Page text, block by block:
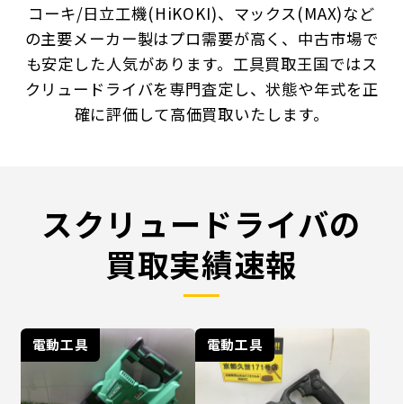
コーキ/日立工機(HiKOKI)、マックス(MAX)など
の主要メーカー製はプロ需要が高く、中古市場で
も安定した人気があります。工具買取王国ではス
クリュードライバを専門査定し、状態や年式を正
確に評価して高価買取いたします。
スクリュードライバの
買取実績速報
電動工具 電動工具